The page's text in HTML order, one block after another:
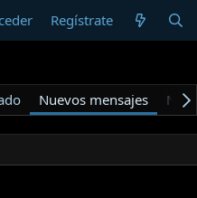
Regístrate
Nuevos mensajes